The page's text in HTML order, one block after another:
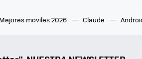
Mejores moviles 2026 Claude